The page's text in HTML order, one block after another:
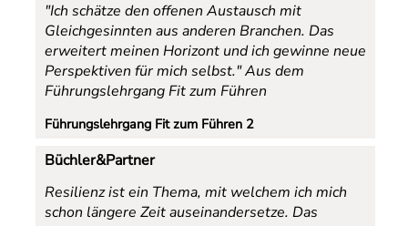
"Ich schätze den offenen Austausch mit
Gleichgesinnten aus anderen Branchen. Das
erweitert meinen Horizont und ich gewinne neue
Perspektiven für mich selbst."Aus dem
Führungslehrgang Fit zum Führen
Führungslehrgang Fit zum Führen 2
Büchler&Partner
Resilienz ist ein Thema, mit welchem ich mich
schon längere Zeit auseinandersetze. Das